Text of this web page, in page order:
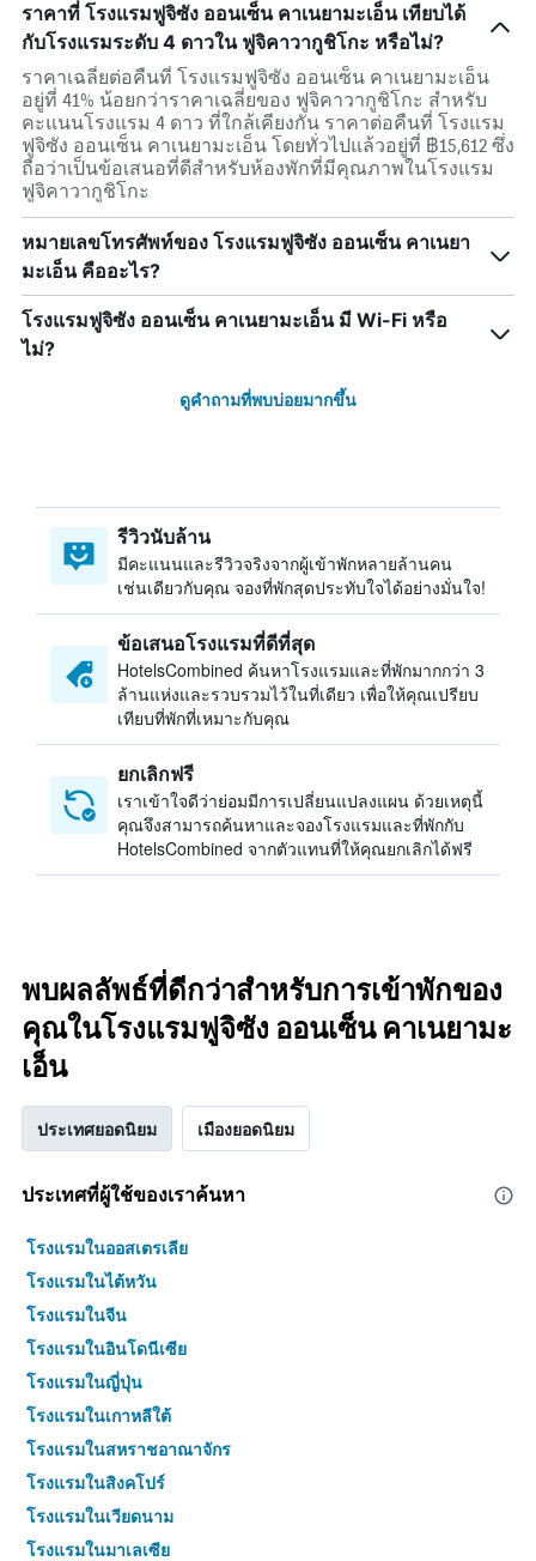
ราคาที่ โรงแรมฟูจิซัง ออนเซ็น คาเนยามะเอ็น เทียบได้
กับโรงแรมระดับ 4 ดาวใน ฟูจิคาวากูชิโกะ หรือไม่?
ราคาเฉลี่ยต่อคืนที่ โรงแรมฟูจิซัง ออนเซ็น คาเนยามะเอ็น
อยู่ที่ 41% น้อยกว่าราคาเฉลี่ยของ ฟูจิคาวากูชิโกะ สำหรับ
คะแนนโรงแรม 4 ดาว ที่ใกล้เคียงกัน ราคาต่อคืนที่ โรงแรม
ฟูจิซัง ออนเซ็น คาเนยามะเอ็น โดยทั่วไปแล้วอยู่ที่ ฿15,612 ซึ่ง
ถือว่าเป็นข้อเสนอที่ดีสำหรับห้องพักที่มีคุณภาพในโรงแรม
ฟูจิคาวากูชิโกะ
หมายเลขโทรศัพท์ของ โรงแรมฟูจิซัง ออนเซ็น คาเนยา
มะเอ็น คืออะไร?
โรงแรมฟูจิซัง ออนเซ็น คาเนยามะเอ็น มี Wi-Fi หรือ
ไม่?
ดูคำถามที่พบบ่อยมากขึ้น
รีวิวนับล้าน
มีคะแนนและรีวิวจริงจากผู้เข้าพักหลายล้านคน
เช่นเดียวกับคุณ จองที่พักสุดประทับใจได้อย่างมั่นใจ!
ข้อเสนอโรงแรมที่ดีที่สุด
HotelsCombined ค้นหาโรงแรมและที่พักมากกว่า 3
ล้านแห่งและรวบรวมไว้ในที่เดียว เพื่อให้คุณเปรียบ
เทียบที่พักที่เหมาะกับคุณ
ยกเลิกฟรี
เราเข้าใจดีว่าย่อมมีการเปลี่ยนแปลงแผน ด้วยเหตุนี้
คุณจึงสามารถค้นหาและจองโรงแรมและที่พักกับ
HotelsCombined จากตัวแทนที่ให้คุณยกเลิกได้ฟรี
พบผลลัพธ์ที่ดีกว่าสำหรับการเข้าพักของ
คุณในโรงแรมฟูจิซัง ออนเซ็น คาเนยามะ
เอ็น
ประเทศยอดนิยม เมืองยอดนิยม
ประเทศที่ผู้ใช้ของเราค้นหา
โรงแรมในออสเตรเลีย
โรงแรมในไต้หวัน
โรงแรมในจีน
โรงแรมในอินโดนีเซีย
โรงแรมในญี่ปุ่น
โรงแรมในเกาหลีใต้
โรงแรมในสหราชอาณาจักร
โรงแรมในสิงคโปร์
โรงแรมในเวียดนาม
โรงแรมในมาเลเซีย